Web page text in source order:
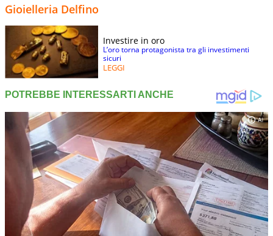
Gioielleria Delfino
Investire in oro
L’oro torna protagonista tra gli investimenti
sicuri
LEGGI